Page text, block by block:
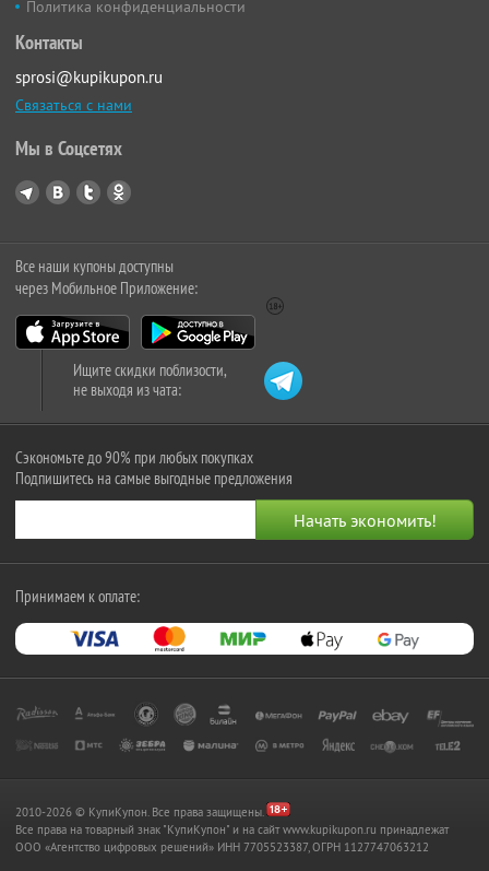
Политика конфиденциальности
Контакты
sprosi@kupikupon.ru
Связаться с нами
Мы в Соцсетях
Все наши купоны доступны
через Мобильное Приложение:
Ищите скидки поблизости,
не выходя из чата:
Сэкономьте до 90% при любых покупках
Подпишитесь на самые выгодные предложения
Принимаем к оплате:
2010-2026 © КупиКупон. Все права защищены.
Все права на товарный знак "КупиКупон" и на сайт www.kupikupon.ru принадлежат
OOO «Агентство цифровых решений» ИНН 7705523387, ОГРН 1127747063212